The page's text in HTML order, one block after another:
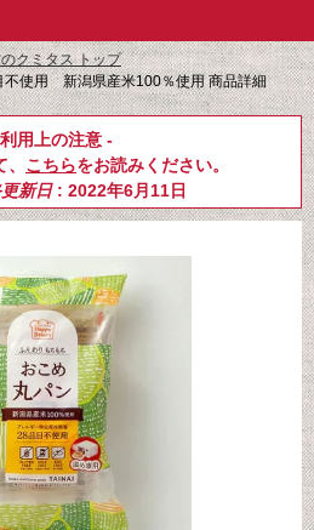
クミタス トップ
使用 新潟県産米100％使用 商品詳細
用上の注意 -
こちらをお読みください。
新日: 2022年6月11日